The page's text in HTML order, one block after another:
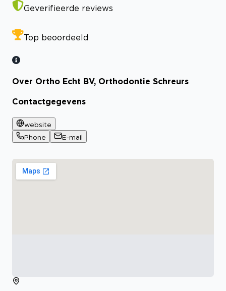
Geverifieerde reviews
Top beoordeeld
Over Ortho Echt BV, Orthodontie Schreurs
Contactgegevens
website
Phone
E-mail